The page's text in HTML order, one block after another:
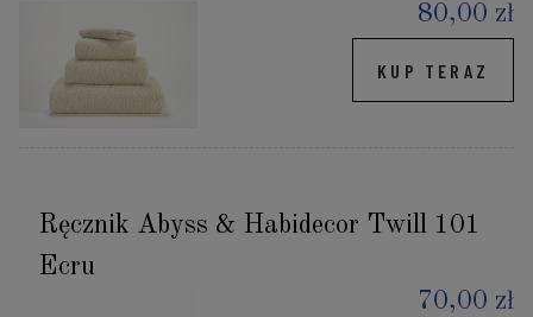
80,00 zł
KUP TERAZ
Ręcznik Abyss & Habidecor Twill 101
Ecru
70,00 zł